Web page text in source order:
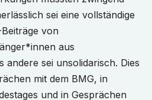
sei eine vollständige
von
aus
andere sei unsolidarisch. Dies
mit dem BMG, in
und in Gesprächen